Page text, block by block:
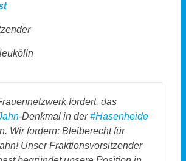
fordert, das
-Denkmal in der#Hasenheide
Wir fordern: Bleiberecht für
Unser Fraktionsvorsitzender